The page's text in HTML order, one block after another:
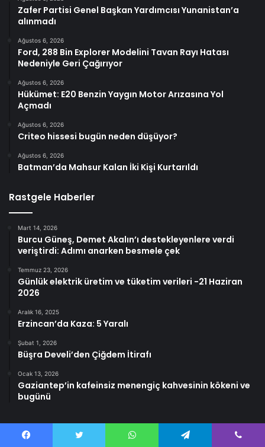
Zafer Partisi Genel Başkan Yardımcısı Yunanistan’a
alınmadı
Ağustos 6, 2026
Ford, 288 Bin Explorer Modelini Tavan Rayı Hatası
Nedeniyle Geri Çağırıyor
Ağustos 6, 2026
Hükümet: E20 Benzin Yaygın Motor Arızasına Yol
Açmadı
Ağustos 6, 2026
Criteo hissesi bugün neden düşüyor?
Ağustos 6, 2026
Batman’da Mahsur Kalan İki Kişi Kurtarıldı
Rastgele Haberler
Mart 14, 2026
Burcu Güneş, Demet Akalın’ı destekleyenlere verdi
veriştirdi: Adımı anarken besmele çek
Temmuz 23, 2026
Günlük elektrik üretim ve tüketim verileri -21 Haziran
2026
Aralık 16, 2025
Erzincan’da Kaza: 5 Yaralı
Şubat 1, 2026
Büşra Develi’den Çiğdem İtirafı
Ocak 13, 2026
Gaziantep’in kafeinsiz menengiç kahvesinin kökeni ve
bugünü